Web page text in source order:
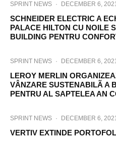
SPRINT NEWS · DECEMBER 6,
SCHNEIDER ELECTRIC A
PALACE HILTON CU NOILE
BUILDING PENTRU
SPRINT NEWS · DECEMBER 6,
LEROY MERLIN
VÂNZARE SUSTENABILÃ A
PENTRU AL SAPTELEA AN
SPRINT NEWS · DECEMBER 6,
VERTIV EXTINDE